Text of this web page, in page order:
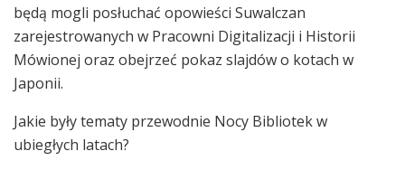
będą mogli posłuchać opowieści Suwalczan
zarejestrowanych w Pracowni Digitalizacji i Historii
Mówionej oraz obejrzeć pokaz slajdów o kotach w
Japonii.
Jakie były tematy przewodnie Nocy Bibliotek w
ubiegłych latach?